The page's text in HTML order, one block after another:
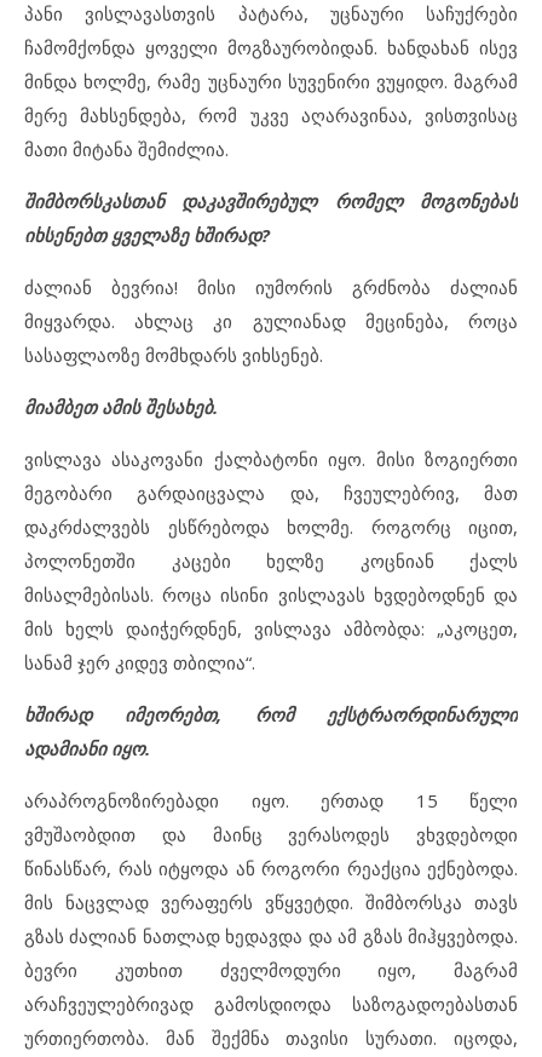
პანი ვისლავასთვის პატარა, უცნაური საჩუქრები
ჩამომქონდა ყოველი მოგზაურობიდან. ხანდახან ისევ
მინდა ხოლმე, რამე უცნაური სუვენირი ვუყიდო. მაგრამ
მერე მახსენდება, რომ უკვე აღარავინაა, ვისთვისაც
მათი მიტანა შემიძლია.
შიმბორსკასთან დაკავშირებულ რომელ მოგონებას
იხსენებთ ყველაზე ხშირად?
ძალიან ბევრია! მისი იუმორის გრძნობა ძალიან
მიყვარდა. ახლაც კი გულიანად მეცინება, როცა
სასაფლაოზე მომხდარს ვიხსენებ.
მიამბეთ ამის შესახებ.
ვისლავა ასაკოვანი ქალბატონი იყო. მისი ზოგიერთი
მეგობარი გარდაიცვალა და, ჩვეულებრივ, მათ
დაკრძალვებს ესწრებოდა ხოლმე. როგორც იცით,
პოლონეთში კაცები ხელზე კოცნიან ქალს
მისალმებისას. როცა ისინი ვისლავას ხვდებოდნენ და
მის ხელს დაიჭერდნენ, ვისლავა ამბობდა: „აკოცეთ,
სანამ ჯერ კიდევ თბილია“.
ხშირად იმეორებთ, რომ ექსტრაორდინარული
ადამიანი იყო.
არაპროგნოზირებადი იყო. ერთად 15 წელი
ვმუშაობდით და მაინც ვერასოდეს ვხვდებოდი
წინასწარ, რას იტყოდა ან როგორი რეაქცია ექნებოდა.
მის ნაცვლად ვერაფერს ვწყვეტდი. შიმბორსკა თავს
გზას ძალიან ნათლად ხედავდა და ამ გზას მიჰყვებოდა.
ბევრი კუთხით ძველმოდური იყო, მაგრამ
არაჩვეულებრივად გამოსდიოდა საზოგადოებასთან
ურთიერთობა. მან შექმნა თავისი სურათი. იცოდა,